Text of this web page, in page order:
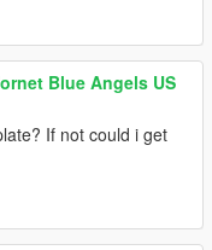
Blue Angels US
If not could i get